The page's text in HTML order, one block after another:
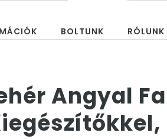
BOLTUNK RÓLUNK
Angyal